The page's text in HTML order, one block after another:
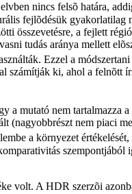
nincs felsõ határa,
fejlõdésük gyakorlatilag
összevetésre, a fejlett
tudás aránya mellett
Ezzel a
számítják ki, ahol a felnõtt
mutató nem tartalmazza
(nagyobbrészt nem piaci
a környezet
volt. A HDR szerzõi